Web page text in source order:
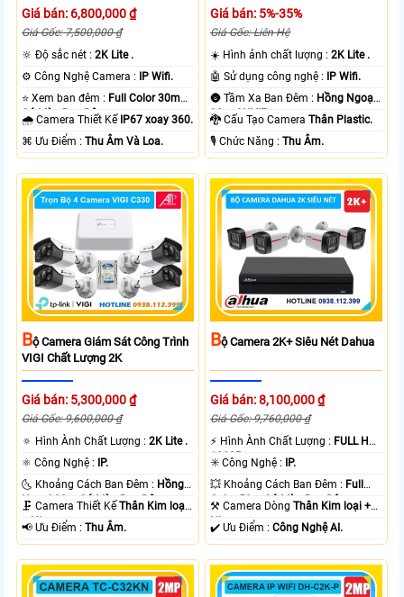
Giá bán: 6,800,000 ₫
Giá Gốc: 7,500,000 ₫
🔆 Độ sắc nét :2K Lite .
⚙ Công Nghệ Camera :
IP Wifi.
⭐ Xem ban đêm : Full Color 30m
Có Màu Ban Ðêm.
🌧️ Camera Thiết Kế IP67 xoay 360.
️⌘ Ưu Điểm :Thu Âm Và Loa.
Giá bán: 5%-35%
Giá Gốc: Liên Hệ
☀️ Hình ảnh chất lượng :2K Lite .
🤖️ Sử dụng công nghệ :
IP Wifi.
🌚 Tầm Xa Ban Đêm : Hồng Ngoại
30m ONVIF.
🐉️ Cấu Tạo CameraThân Plastic.
️🎙 Chức Năng :Thu Âm.
BỘ Camera Giám Sát Công Trình
VIGI Chất Lượng 2K
Giá bán: 5,300,000 ₫
Giá Gốc: 9,600,000 ₫
🔅 Hình Ành Chất Lượng :2K Lite .
⚛️ Công Nghệ :
IP.
🌜 Khoảng Cách Ban Đêm : Hồng
Ngoại 30m Có Màu Ban Ðêm.
🗜️ Camera Thiết KếThân Kim loại
+ Nhựa.
️📢 Ưu Điểm :Thu Âm.
BỘ Camera 2K+ Siêu Nét Dahua
Giá bán: 8,100,000 ₫
Giá Gốc: 9,760,000 ₫
️⚡ Hình Ành Chất Lượng : FULL HD
1080P .
✳️ Công Nghệ :
IP.
💥 Khoảng Cách Ban Đêm : Full
Color 50m Có Màu Ban Ðêm.
⚒ Camera DòngThân Kim loại +
Nhựa.
️✔️ Ưu Điểm :Công Nghệ AI.